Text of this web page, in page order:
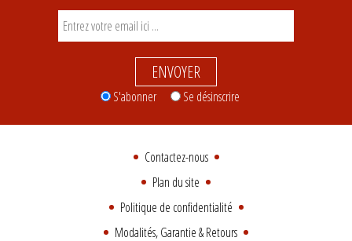
ENVOYER
S'abonner Se désinscrire
Contactez-nous
Plan du site
Politique de confidentialité
Modalités, Garantie & Retours